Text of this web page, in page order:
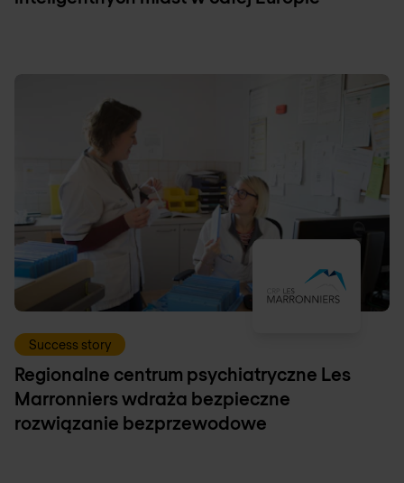
Success story
Regionalne centrum psychiatryczne Les
Marronniers wdraża bezpieczne
rozwiązanie bezprzewodowe